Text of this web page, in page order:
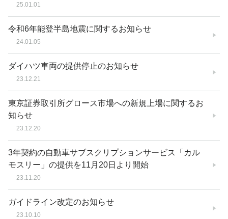
25.01.01
令和6年能登半島地震に関するお知らせ
24.01.05
ダイハツ車両の提供停止のお知らせ
23.12.21
東京証券取引所グロース市場への新規上場に関するお
知らせ
23.12.20
3年契約の自動車サブスクリプションサービス「カル
モスリー」の提供を11月20日より開始
23.11.20
ガイドライン改定のお知らせ
23.10.10